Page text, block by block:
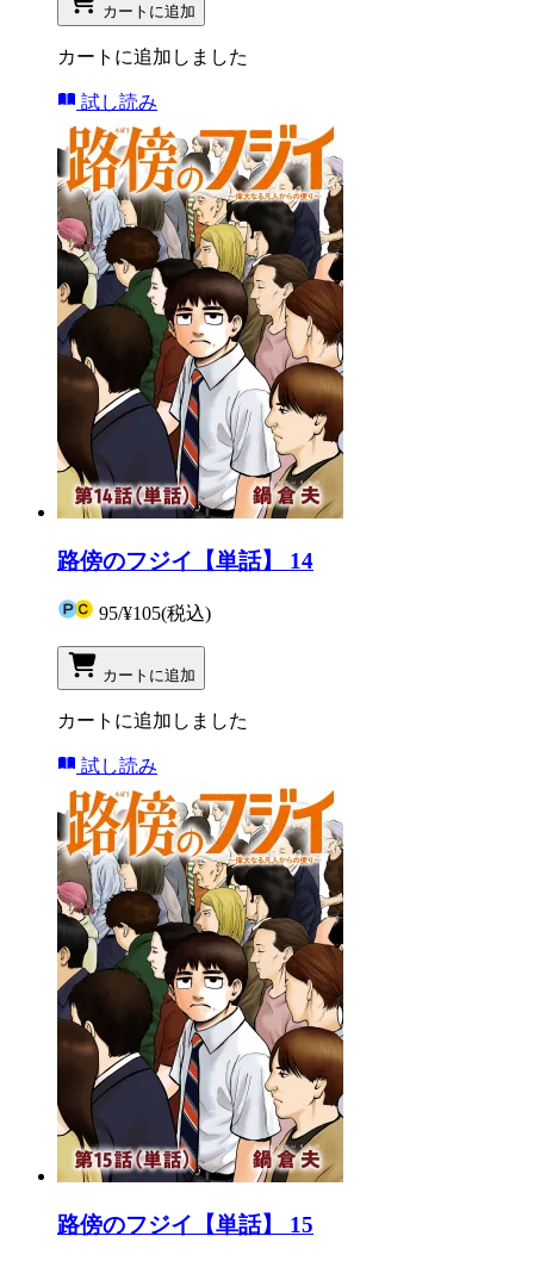
カートに追加
カートに追加しました
試し読み
路傍のフジイ【単話】 14
95/¥105(税込)
カートに追加
カートに追加しました
試し読み
路傍のフジイ【単話】 15